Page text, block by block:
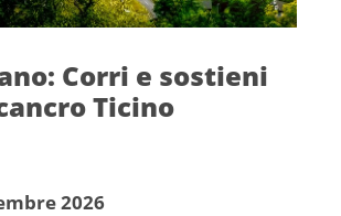
Corri e sostieni
Ticino
2026